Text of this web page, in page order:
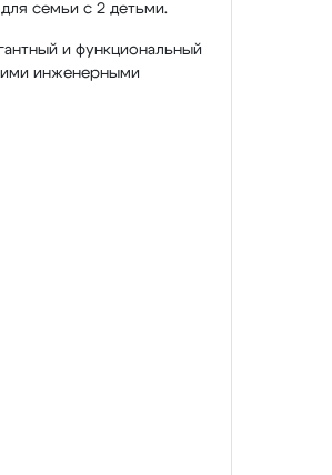
семьи с 2 детьми.
и функциональный
инженерными